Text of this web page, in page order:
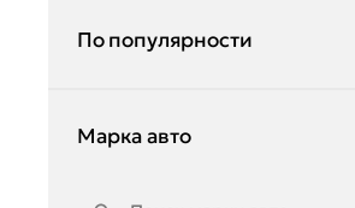
По популярности
Марка авто